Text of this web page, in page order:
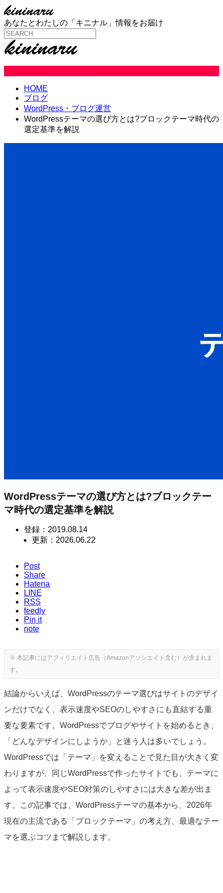
あなたとわたしの「キニナル」情報をお届け
HOME
ブログ
WordPress・ブログ運営
WordPressテーマの選び方とは?ブロックテーマ時代の
選定基準を解説
WordPressテーマの選び方とは?ブロックテー
マ時代の選定基準を解説
登録： 2019.08.14
更新： 2026.06.22
Post
Share
Hatena
LINE
RSS
feedly
Pin it
note
結論からいえば、WordPressのテーマ選びはサイトのデザイ
ンだけでなく、表示速度やSEOのしやすさにも直結する重
要な要素です。WordPressでブログやサイトを始めるとき、
「どんなデザインにしようか」と迷う人は多いでしょう。
WordPressでは「テーマ」を変えることで見た目が大きく変
わりますが、同じWordPressで作ったサイトでも、テーマに
よって表示速度やSEO対策のしやすさには大きな差が出ま
す。この記事では、WordPressテーマの基本から、2026年
現在の主流である「ブロックテーマ」の考え方、最適なテー
マを選ぶコツまで解説します。